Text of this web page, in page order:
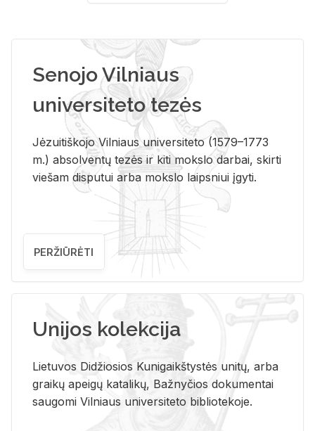
Senojo Vilniaus
universiteto tezės
Jėzuitiškojo Vilniaus universiteto (1579–1773
m.) absolventų tezės ir kiti mokslo darbai, skirti
viešam disputui arba mokslo laipsniui įgyti.
PERŽIŪRĖTI
Unijos kolekcija
Lietuvos Didžiosios Kunigaikštystės unitų, arba
graikų apeigų katalikų, Bažnyčios dokumentai
saugomi Vilniaus universiteto bibliotekoje.